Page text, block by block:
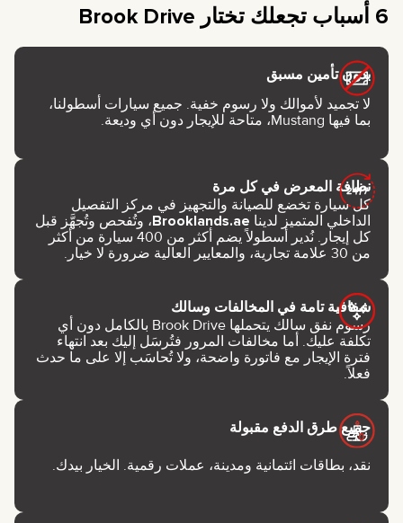
6 أسباب تجعلك تختار Brook Drive
بدون تأمين مسبق
لا تجميد لأموالك ولا رسوم خفية. جميع سيارات أسطولنا،
بما فيها Mustang، متاحة للإيجار دون أي وديعة.
نظافة المعرض في كل مرة
كل سيارة تخضع للصيانة والتجهيز في مركز التفصيل
الداخلي المتميز لدينا Brooklands.ae، وتُفحص وتُجهَّز قبل
كل إيجار. نُدير أسطولاً يضم أكثر من 400 سيارة من أكثر
من 30 علامة تجارية، والمعايير العالية ضرورة لا خيار.
شفافية تامة في المخالفات وسالك
رسوم نفق سالك يتحملها Brook Drive بالكامل دون أي
تكلفة عليك. أما مخالفات المرور فتُرسَل إليك بعد انتهاء
فترة الإيجار مع فاتورة واضحة، ولا تُحاسَب إلا على ما حدث
فعلاً.
جميع طرق الدفع مقبولة
نقد، بطاقات ائتمانية ومدينة، عملات رقمية. الخيار بيدك.